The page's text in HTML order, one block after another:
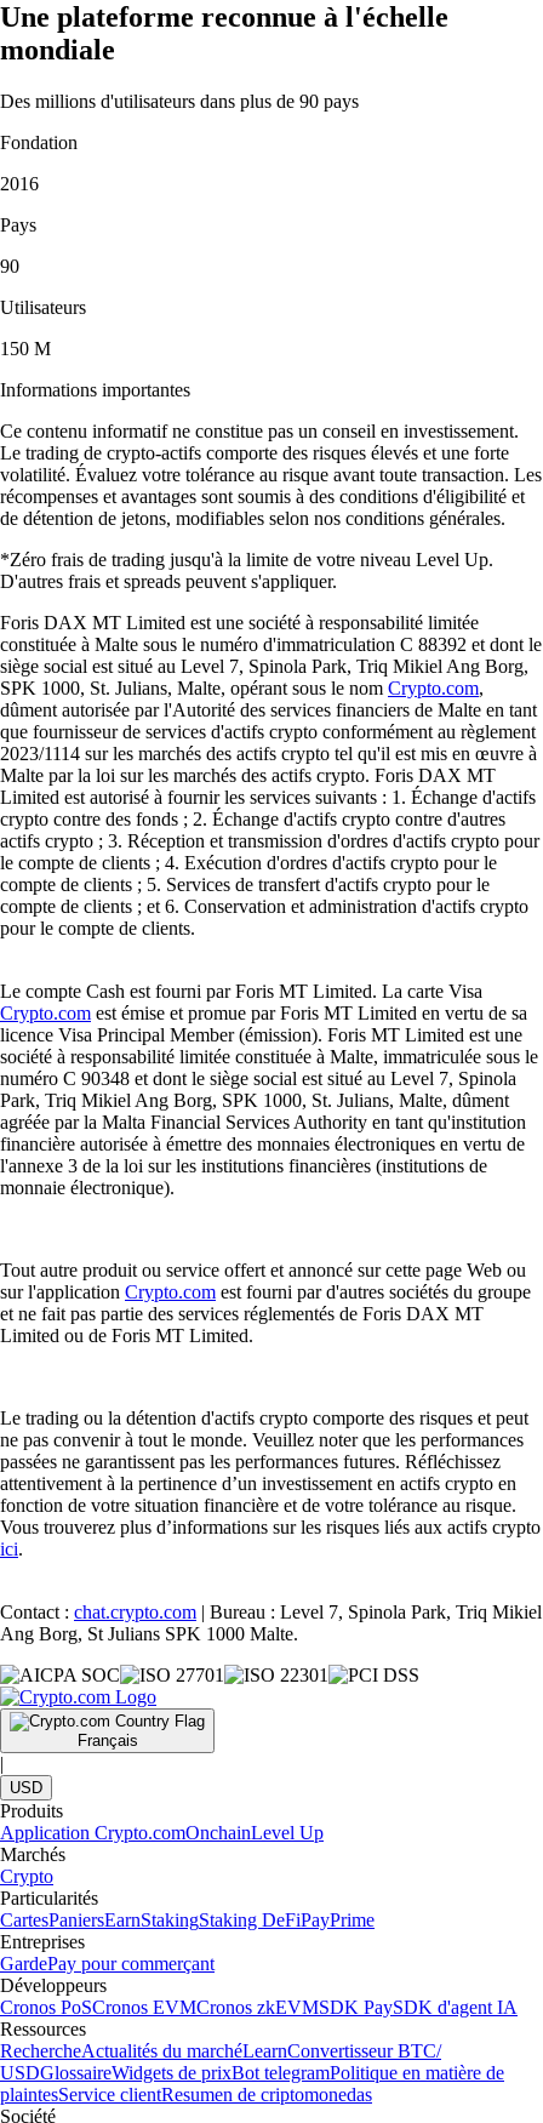
Une plateforme reconnue à l'échelle
mondiale
Des millions d'utilisateurs dans plus de 90 pays
Fondation
2016
Pays
90
Utilisateurs
150 M
Informations importantes
Ce contenu informatif ne constitue pas un conseil en investissement.
Le trading de crypto-actifs comporte des risques élevés et une forte
volatilité. Évaluez votre tolérance au risque avant toute transaction. Les
récompenses et avantages sont soumis à des conditions d'éligibilité et
de détention de jetons, modifiables selon nos conditions générales.
*Zéro frais de trading jusqu'à la limite de votre niveau Level Up.
D'autres frais et spreads peuvent s'appliquer.
Foris DAX MT Limited est une société à responsabilité limitée
constituée à Malte sous le numéro d'immatriculation C 88392 et dont le
siège social est situé au Level 7, Spinola Park, Triq Mikiel Ang Borg,
SPK 1000, St. Julians, Malte, opérant sous le nom Crypto.com,
dûment autorisée par l'Autorité des services financiers de Malte en tant
que fournisseur de services d'actifs crypto conformément au règlement
2023/1114 sur les marchés des actifs crypto tel qu'il est mis en œuvre à
Malte par la loi sur les marchés des actifs crypto. Foris DAX MT
Limited est autorisé à fournir les services suivants : 1. Échange d'actifs
crypto contre des fonds ; 2. Échange d'actifs crypto contre d'autres
actifs crypto ; 3. Réception et transmission d'ordres d'actifs crypto pour
le compte de clients ; 4. Exécution d'ordres d'actifs crypto pour le
compte de clients ; 5. Services de transfert d'actifs crypto pour le
compte de clients ; et 6. Conservation et administration d'actifs crypto
pour le compte de clients.
Le compte Cash est fourni par Foris MT Limited. La carte Visa
Crypto.com est émise et promue par Foris MT Limited en vertu de sa
licence Visa Principal Member (émission). Foris MT Limited est une
société à responsabilité limitée constituée à Malte, immatriculée sous le
numéro C 90348 et dont le siège social est situé au Level 7, Spinola
Park, Triq Mikiel Ang Borg, SPK 1000, St. Julians, Malte, dûment
agréée par la Malta Financial Services Authority en tant qu'institution
financière autorisée à émettre des monnaies électroniques en vertu de
l'annexe 3 de la loi sur les institutions financières (institutions de
monnaie électronique).
Tout autre produit ou service offert et annoncé sur cette page Web ou
sur l'application Crypto.com est fourni par d'autres sociétés du groupe
et ne fait pas partie des services réglementés de Foris DAX MT
Limited ou de Foris MT Limited.
Le trading ou la détention d'actifs crypto comporte des risques et peut
ne pas convenir à tout le monde. Veuillez noter que les performances
passées ne garantissent pas les performances futures. Réfléchissez
attentivement à la pertinence d’un investissement en actifs crypto en
fonction de votre situation financière et de votre tolérance au risque.
Vous trouverez plus d’informations sur les risques liés aux actifs crypto
ici.
Contact : chat.crypto.com | Bureau : Level 7, Spinola Park, Triq Mikiel
Ang Borg, St Julians SPK 1000 Malte.
Français
|
USD
Produits
Application Crypto.comOnchainLevel Up
Marchés
Crypto
Particularités
CartesPaniersEarnStakingStaking DeFiPayPrime
Entreprises
GardePay pour commerçant
Développeurs
Cronos PoSCronos EVMCronos zkEVMSDK PaySDK d'agent IA
Ressources
RechercheActualités du marchéLearnConvertisseur BTC/
USDGlossaireWidgets de prixBot telegramPolitique en matière de
plaintesService clientResumen de criptomonedas
Société